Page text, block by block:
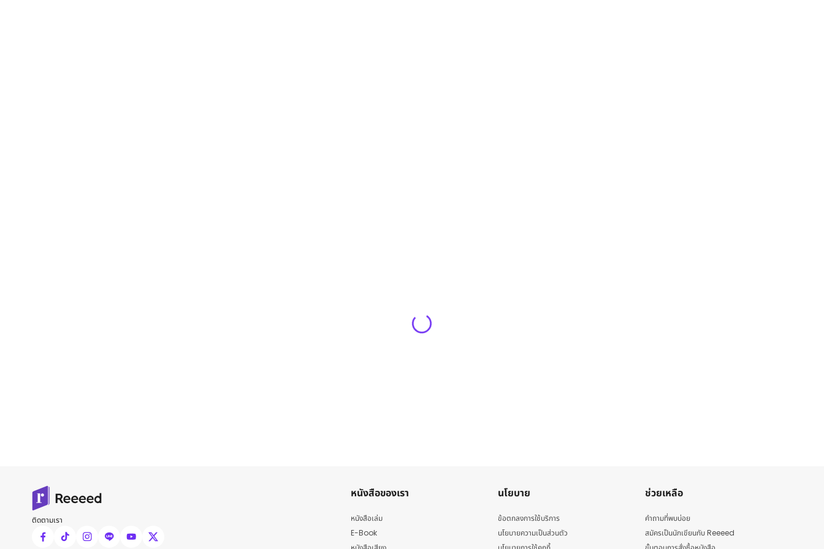
ติดตามเรา
หนังสือของเรา
หนังสือเล่ม
E-Book
นโยบาย
ข้อตกลงการใช้บริการ
นโยบายความเป็นส่วนตัว
ช่วยเหลือ
คำถามที่พบบ่อย
สมัครเป็นนักเขียนกับ Reeeed